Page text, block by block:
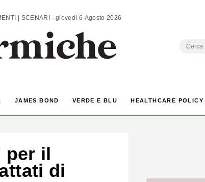
ANALISI | COMMENTI | SCENARI - giovedì 6 Agosto 2026
Search
JAMES BOND VERDE E BLU HEALTHCARE POLICY
per il
di